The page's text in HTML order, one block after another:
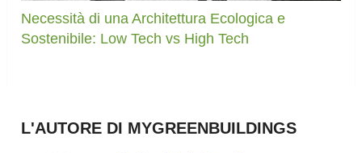
Necessità di una Architettura Ecologica e
Sostenibile: Low Tech vs High Tech
L'AUTORE DI MYGREENBUILDINGS